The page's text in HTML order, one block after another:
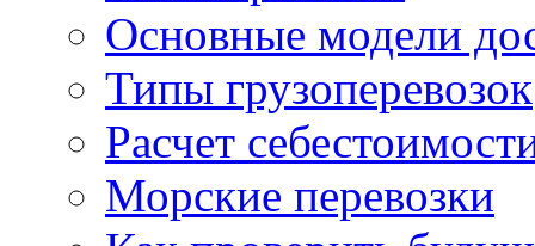
Основные модели
Типы грузоперевозок
Расчет
Морские перевозки